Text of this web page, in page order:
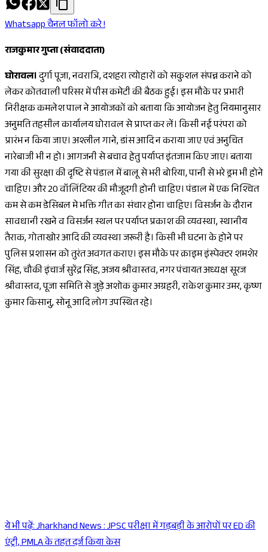
Whatsapp चैनल फॉलो करे !
राजकुमार गुप्ता (संवाददाता)
घोरावल।दुर्गा पूजा, नवरात्रि, दशहरा त्योहारों को सकुशल संपन्न कराने को
लेकर कोतवाली परिसर में पीस कमेटी की बैठक हुई। इस मौके पर प्रभारी
निरीक्षक कमलेश पाल ने आयोजकों को बताया कि आयोजन हेतु नियमानुसार
अनुमति तहसील कार्यालय घोरावल से प्राप्त कर लें। किसी नई परंपरा को
प्रारंभ न किया जाए। अश्लील गाने, डांस आदि न कराया जाए एवं अनुचित
नारेबाजी भी न हो। आगजनी से बचाव हेतु पर्याप्त इंतजाम किए जाए। बताया
गया की सुरक्षा की दृष्टि से पंडाल में बालू से भरी बोरिया, पानी से भरे ड्रम भी होने
चाहिए। और 20 वॉलिंटियर की मौजूदगी होनी चाहिए। पंडाल में एक निश्चित
कम से कम डेसिबल मे भक्ति गीत का संचार होना चाहिए। विसर्जन के दौरान
सावधानी रखने व विसर्जन स्थल पर पर्याप्त प्रकाश की व्यवस्था, स्थानीय
तैराक, गोताखोर आदि की व्यवस्था जरूरी है। किसी भी घटना के होने पर
पुलिस प्रशासन को तुरंत अवगत कराए। इस मौके पर क्राइम इंस्पेक्टर शमशेर
सिंह, चौकी इंचार्ज सुरेंद्र सिंह, अजय श्रीवास्तव, नगर पंचायत अध्यक्ष सूरज
श्रीवास्तव, पूजा समिति से जुड़े अशोक कुमार अग्रहरी, राकेश कुमार उमर, कृष्ण
कुमार किसानु, सोनू आदि लोग उपस्थित रहे।
Sponsored
ये भी पढ़ें:Jharkhand News : JPSC परीक्षा में गड़बड़ी के आरोपों पर ED की
एंट्री, PMLA के तहत दर्ज किया केस